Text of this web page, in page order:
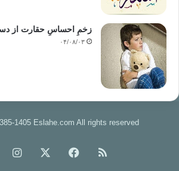
به جمع شماست زيرا قلب شكست خورده و مركز
اختيار
شماست،واگذار شده است.اگر زماني احساس
خواهد زمام امور را
به دست گيرد،بين قلب ونفس اماره صلح بر قرار كرده
هم
درآوريد ونفس را به صورت عروسي بسيار زيبا جلوه
زخمِ احساسِ حقارت از
۰۴/۰۸/۰۳
1405 Eslahe.com All rights reserved
خوراک فیس